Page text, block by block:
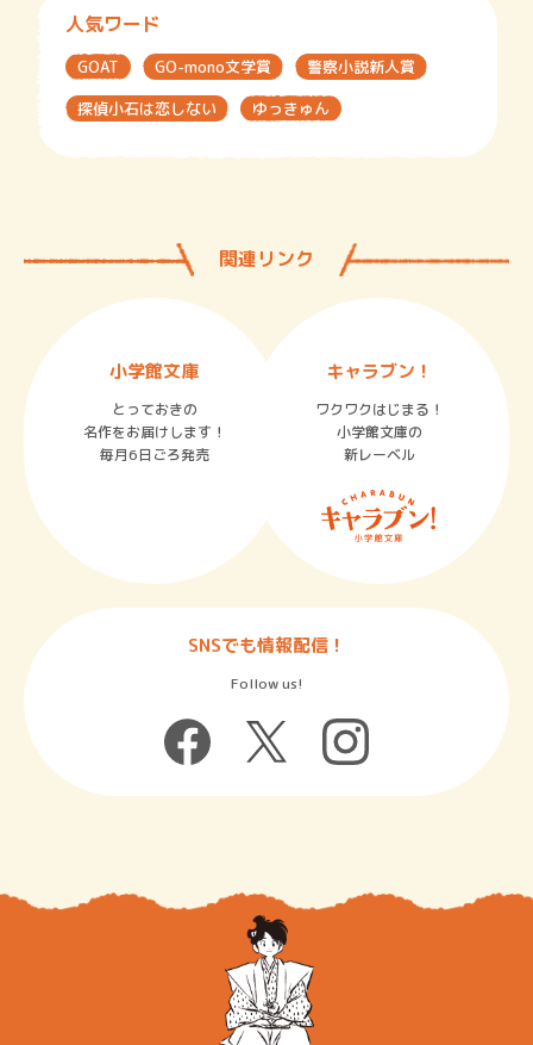
人気ワード
GOAT GO-mono文学賞
警察小説新人賞
探偵小石は恋しない
ゆっきゅん
関連リンク
小学館文庫
とっておきの
名作をお届けします！
毎月6日ごろ発売
キャラブン！
ワクワクはじまる！
小学館文庫の
新レーベル
SNSでも情報配信！
Follow us!